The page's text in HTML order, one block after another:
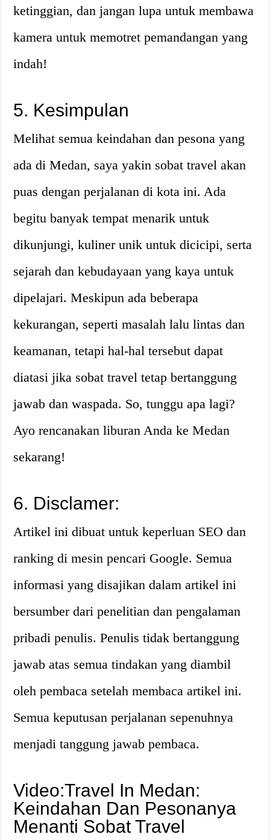
ketinggian, dan jangan lupa untuk membawa
kamera untuk memotret pemandangan yang
indah!
5. Kesimpulan
Melihat semua keindahan dan pesona yang
ada di Medan, saya yakin sobat travel akan
puas dengan perjalanan di kota ini. Ada
begitu banyak tempat menarik untuk
dikunjungi, kuliner unik untuk dicicipi, serta
sejarah dan kebudayaan yang kaya untuk
dipelajari. Meskipun ada beberapa
kekurangan, seperti masalah lalu lintas dan
keamanan, tetapi hal-hal tersebut dapat
diatasi jika sobat travel tetap bertanggung
jawab dan waspada. So, tunggu apa lagi?
Ayo rencanakan liburan Anda ke Medan
sekarang!
6. Disclamer:
Artikel ini dibuat untuk keperluan SEO dan
ranking di mesin pencari Google. Semua
informasi yang disajikan dalam artikel ini
bersumber dari penelitian dan pengalaman
pribadi penulis. Penulis tidak bertanggung
jawab atas semua tindakan yang diambil
oleh pembaca setelah membaca artikel ini.
Semua keputusan perjalanan sepenuhnya
menjadi tanggung jawab pembaca.
Video:Travel In Medan:
Keindahan Dan Pesonanya
Menanti Sobat Travel